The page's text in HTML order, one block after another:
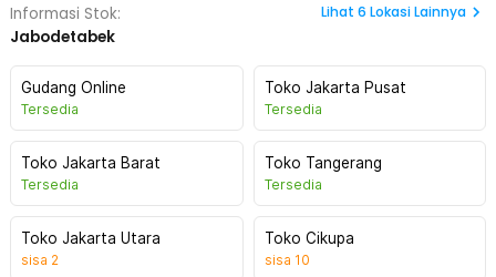
Informasi Stok:
Jabodetabek
Lihat 6 Lokasi Lainnya
Gudang Online
Tersedia
Toko Jakarta Pusat
Tersedia
Toko Jakarta Barat
Tersedia
Toko Tangerang
Tersedia
Toko Jakarta Utara
sisa 2
Toko Cikupa
sisa 10